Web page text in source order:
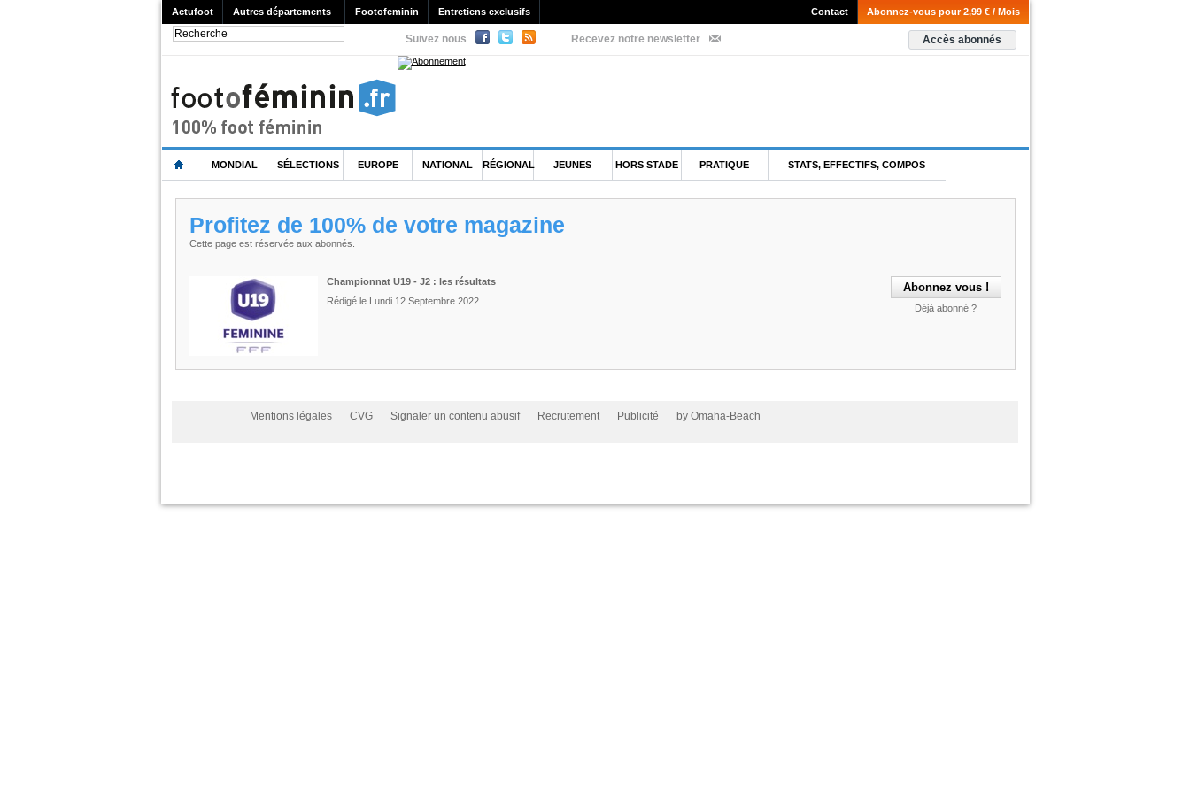
Actufoot Autres départements Footofeminin Entretiens exclusifs Abonnez-vous pour 2,99 € / Mois
Contact
Suivez nous Recevez notre newsletter Accès abonnés
MONDIAL SÉLECTIONS EUROPE NATIONAL RÉGIONAL JEUNES HORS STADE PRATIQUE STATS, EFFECTIFS, COMPOS
Profitez de 100% de votre magazine
Cette page est réservée aux abonnés.
Déjà abonné ?
Championnat U19 - J2 : les résultats
Rédigé le Lundi 12 Septembre 2022
Mentions légales CVG Signaler un contenu abusif Recrutement Publicité by Omaha-Beach